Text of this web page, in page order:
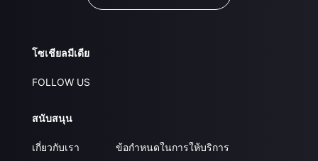
โซเชียลมีเดีย
FOLLOW US
สนับสนุน
เกี่ยวกับเรา
ข้อกำหนดในการให้บริการ